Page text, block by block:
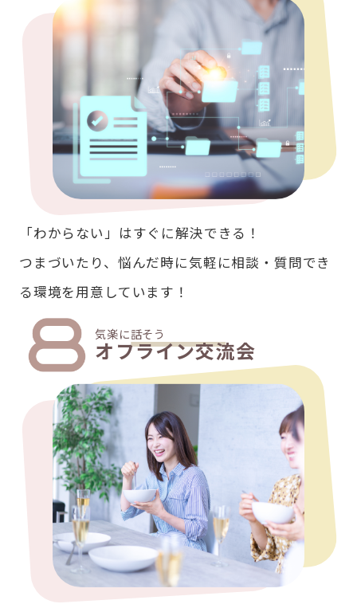
「わからない」はすぐに解決できる！
つまづいたり、悩んだ時に気軽に相談・質問でき
る環境を用意しています！
気楽に話そう
オフライン交流会